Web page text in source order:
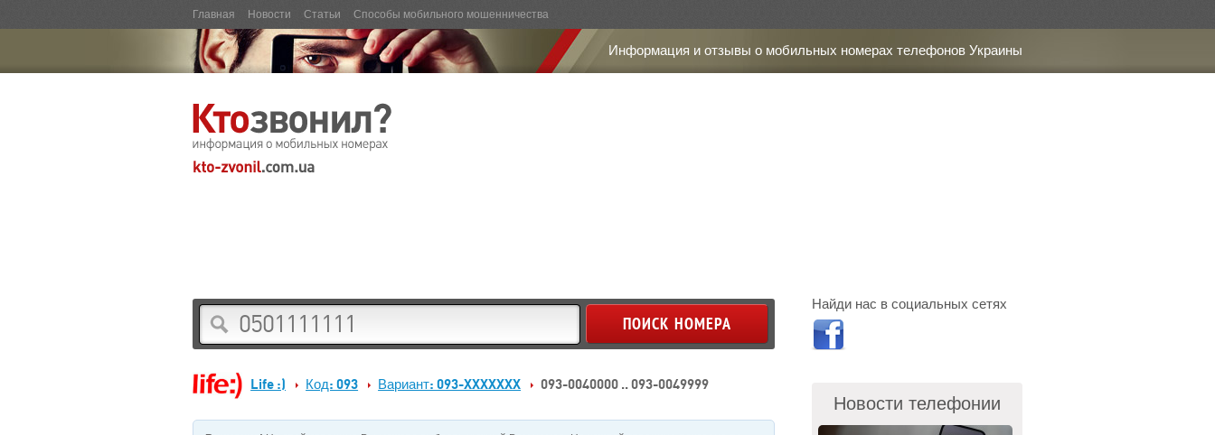
Главная Новости Статьи Способы мобильного мошенничества
Информация и отзывы о мобильных номерах телефонов Украины
Life :) Код: 093 Вариант: 093-XXXXXXX 093-0040000 .. 093-0049999
Найди нас в социальных сетях
Новости телефонии